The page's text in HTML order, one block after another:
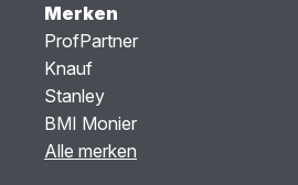
Merken
ProfPartner
Knauf
Stanley
BMI Monier
Alle merken